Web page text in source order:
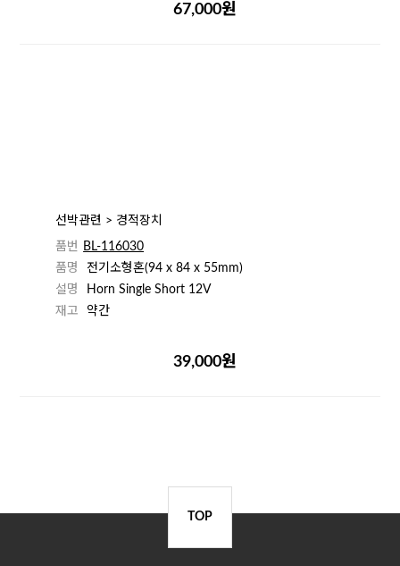
67,000원
선박관련 > 경적장치
품번
BL-116030
품명
전기소형혼(94 x 84 x 55mm)
설명
Horn Single Short 12V
재고
약간
39,000원
TOP